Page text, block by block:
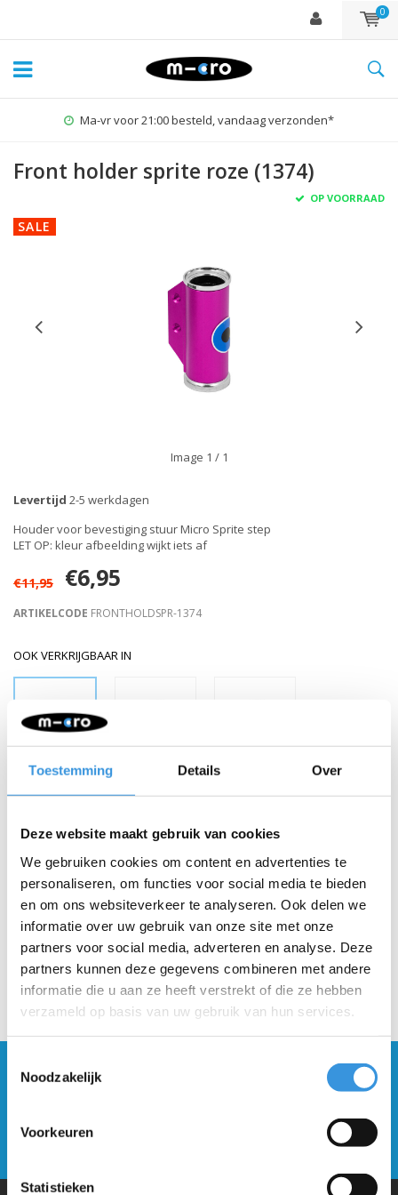
Toestemming Details Over
Deze website maakt gebruik van cookies
We gebruiken cookies om content en advertenties te
personaliseren, om functies voor social media te bieden
en om ons websiteverkeer te analyseren. Ook delen we
informatie over uw gebruik van onze site met onze
partners voor social media, adverteren en analyse. Deze
partners kunnen deze gegevens combineren met andere
informatie die u aan ze heeft verstrekt of die ze hebben
verzameld op basis van uw gebruik van hun services.
Noodzakelijk
Voorkeuren
Statistieken
0
Ma-vr voor 21:00 besteld, vandaag verzonden*
Front holder sprite roze (1374)
OP VOORRAAD
SALE
Image 1 / 1
Levertijd 2-5 werkdagen
Houder voor bevestiging stuur Micro Sprite step
LET OP: kleur afbeelding wijkt iets af
€11,95 €6,95
ARTIKELCODE FRONTHOLDSPR-1374
OOK VERKRIJGBAAR IN
Retour binnen 30 dagen
Blijf op de hoogte en schrijf je in voor onze
Verstuur